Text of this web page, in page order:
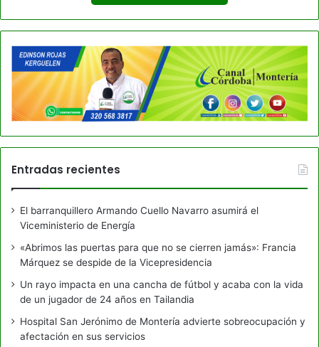
Entradas recientes
El barranquillero Armando Cuello Navarro asumirá el
Viceministerio de Energía
«Abrimos las puertas para que no se cierren jamás»: Francia
Márquez se despide de la Vicepresidencia
Un rayo impacta en una cancha de fútbol y acaba con la vida
de un jugador de 24 años en Tailandia
Hospital San Jerónimo de Montería advierte sobreocupación y
afectación en sus servicios